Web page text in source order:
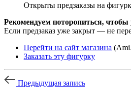
Открыты предзаказы на
Рекомендуем поторопиться, чтобы
Если предзаказ уже закрыт — не
Перейти на сайт магазина
Заказать эту фигурку
Предыдущая запись